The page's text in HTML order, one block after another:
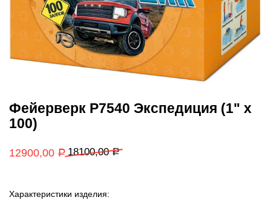
Фейерверк Р7540 Экспедиция (1" х
100)
18100,00Р
12900,00 Р
Характеристики изделия: